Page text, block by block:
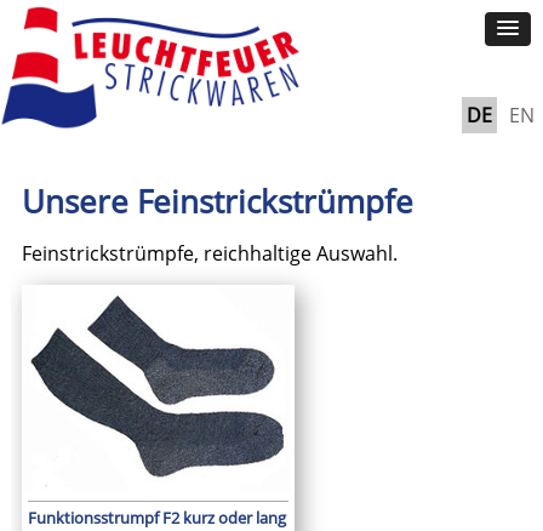
DE EN
Unsere Feinstrickstrümpfe
Feinstrickstrümpfe, reichhaltige Auswahl.
Funktionsstrumpf F2 kurz oder lang